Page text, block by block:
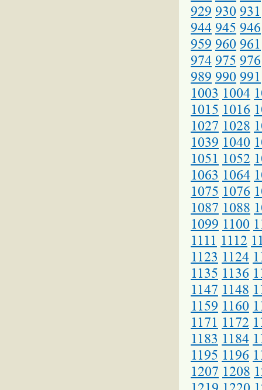
929 930 931
944 945 946
959 960 961
974 975 976
989 990 991
1003 1004
1015 1016
1027 1028
1039 1040
1051 1052
1063 1064
1075 1076
1087 1088
1099 1100
1111 1112
1123 1124
1135 1136
1147 1148
1159 1160
1171 1172
1183 1184
1195 1196
1207 1208